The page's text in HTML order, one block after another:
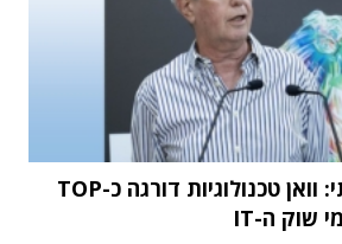
מחקר STKI השנתי: וואן טכנולוגיות דורגה כ-TOP